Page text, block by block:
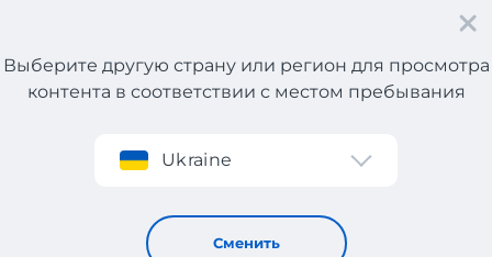
Регистрация
Выберите другую страну или регион для просмотра
контента в соответствии с местом пребывания
Ukraine
Сменить
TWISTER JEANS